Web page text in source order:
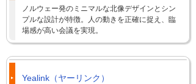
ノルウェー発のミニマルな北像デザインとシン
プルな設計が特徴。人の動きを正確に捉え、臨
場感が高い会議を実現。
Yealink（ヤーリンク）